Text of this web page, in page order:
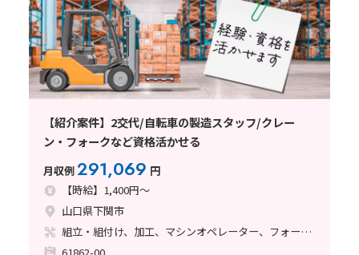
【紹介案件】2交代/自転車の製造スタッフ/クレー
ン・フォークなど資格活かせる
月収例291,069 円
【時給】1,400円～
山口県下関市
組立・組付け、加工、マシンオペレーター、フォークリフト